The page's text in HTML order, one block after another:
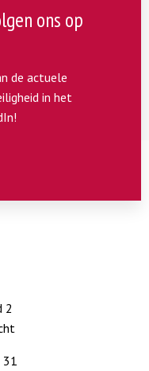
ons op
de actuele
in het
2
31